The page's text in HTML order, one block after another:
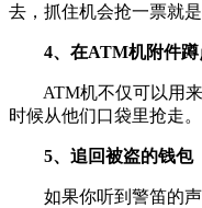
去，抓住机会抢一票就是
4、在ATM机附件蹲
ATM机不仅可以用来
时候从他们口袋里抢走。
5、追回被盗的钱包
如果你听到警笛的声